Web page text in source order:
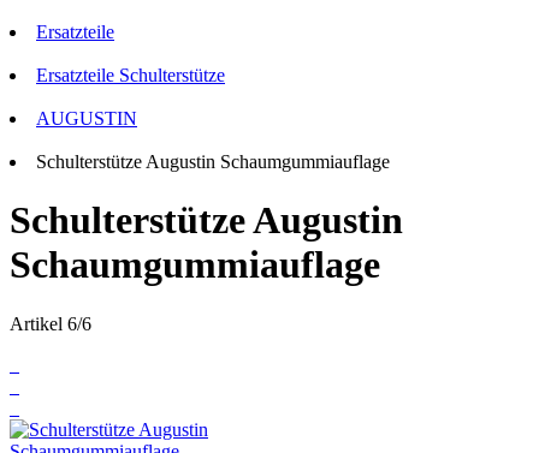
Ersatzteile
Ersatzteile Schulterstütze
AUGUSTIN
Schulterstütze Augustin Schaumgummiauflage
Schulterstütze Augustin
Schaumgummiauflage
Artikel 6/6